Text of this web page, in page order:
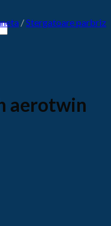
/Stergatoare parbriz
aerotwin